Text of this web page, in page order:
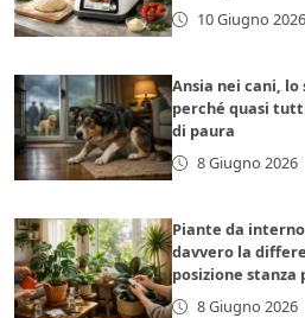
10 Giugno 2026
Ansia nei cani,
perché quasi
di paura
8 Giugno 2026
Piante da
davvero la
posizione stanza
8 Giugno 2026